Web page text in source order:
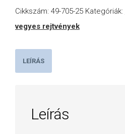
-2025-
ös
mennyiség
Cikkszám: 49-705-25 Kategóriák:
vegyes rejtvények
LEÍRÁS
Leírás